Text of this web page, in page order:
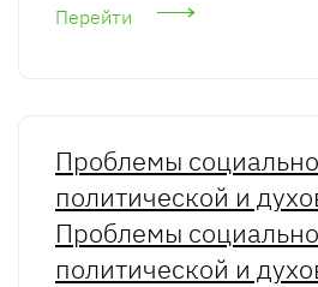
Перейти
Проблемы
политической и
Проблемы
политической и